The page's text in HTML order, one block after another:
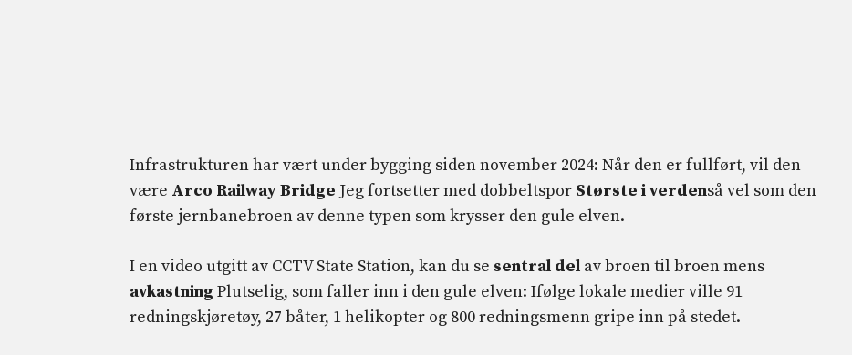
Infrastrukturen har vært under bygging siden november 2024: Når den er fullført, vil den
være Arco Railway Bridge Jeg fortsetter med dobbeltspor Største i verdenså vel som den
første jernbanebroen av denne typen som krysser den gule elven.
I en video utgitt av CCTV State Station, kan du se sentral del av broen til broen mens
avkastning Plutselig, som faller inn i den gule elven: Ifølge lokale medier ville 91
redningskjøretøy, 27 båter, 1 helikopter og 800 redningsmenn gripe inn på stedet.